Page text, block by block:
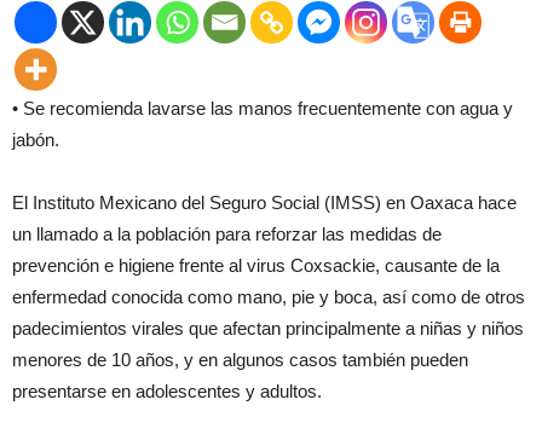
• Se recomienda lavarse las manos frecuentemente con agua y
jabón.
El Instituto Mexicano del Seguro Social (IMSS) en Oaxaca hace
un llamado a la población para reforzar las medidas de
prevención e higiene frente al virus Coxsackie, causante de la
enfermedad conocida como mano, pie y boca, así como de otros
padecimientos virales que afectan principalmente a niñas y niños
menores de 10 años, y en algunos casos también pueden
presentarse en adolescentes y adultos.